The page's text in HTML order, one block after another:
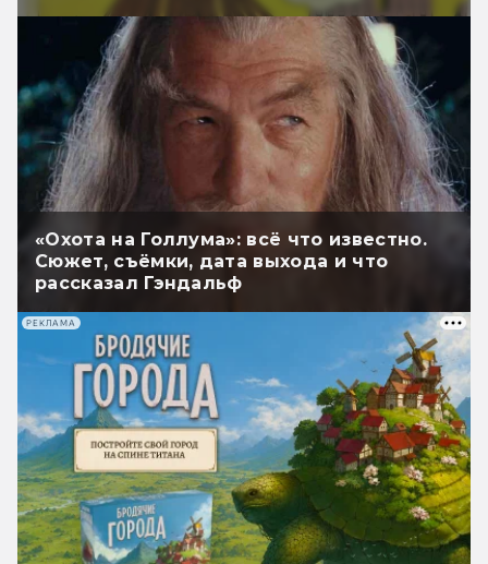
«Охота на Голлума»: всё что известно.
Сюжет, съёмки, дата выхода и что
рассказал Гэндальф
РЕКЛАМА